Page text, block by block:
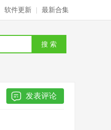
软件更新 最新合集
搜 索
发表评论